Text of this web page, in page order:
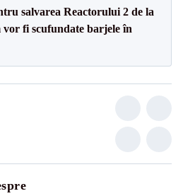
salvarea Reactorului 2 de la
fi scufundate barjele în